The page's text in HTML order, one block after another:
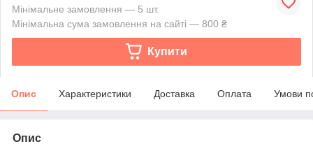
Мінімальне замовлення — 5 шт.
Мінімальна сума замовлення на сайті — 800 ₴
Купити
Опис Характеристики Доставка Оплата Умови
Опис